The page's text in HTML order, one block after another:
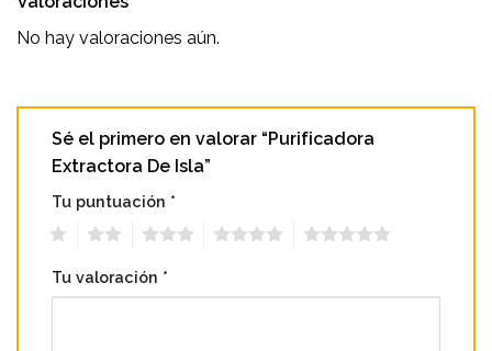
No hay valoraciones aún.
Sé el primero en valorar “Purificadora
Extractora De Isla”
Tu puntuación *
Tu valoración *